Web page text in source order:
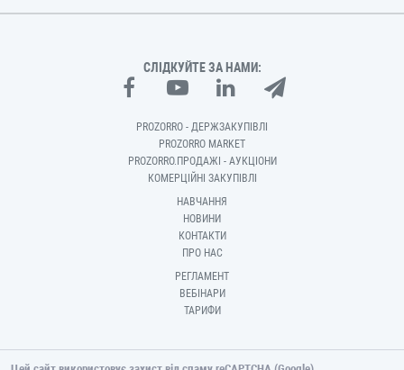
СЛІДКУЙТЕ ЗА НАМИ:
PROZORRO - ДЕРЖЗАКУПІВЛІ
PROZORRO MARKET
PROZORRO.ПРОДАЖІ - АУКЦІОНИ
КОМЕРЦІЙНІ ЗАКУПІВЛІ
НАВЧАННЯ
НОВИНИ
КОНТАКТИ
ПРО НАС
РЕГЛАМЕНТ
ВЕБІНАРИ
ТАРИФИ